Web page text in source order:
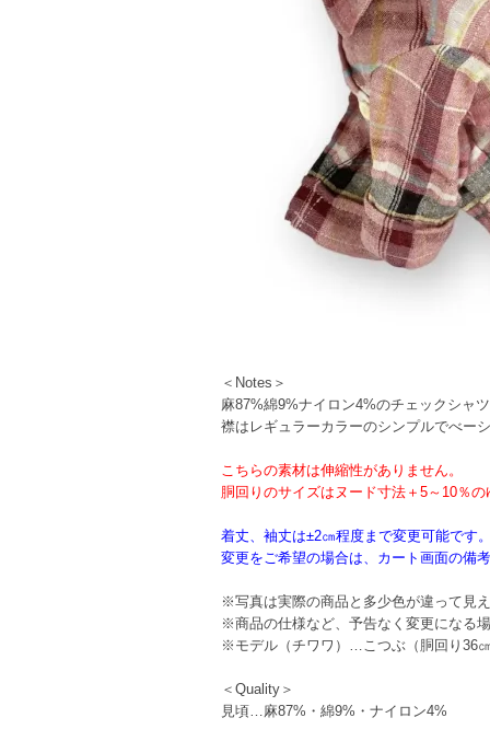
＜Notes＞
麻87%綿9%ナイロン4%のチェックシャ
襟はレギュラーカラーのシンプルでべー
こちらの素材は伸縮性がありません。
胴回りのサイズはヌード寸法＋5～10％
着丈、袖丈は±2㎝程度まで変更可能です
変更をご希望の場合は、カート画面の備
※写真は実際の商品と多少色が違って見
※商品の仕様など、予告なく変更になる
※モデル（チワワ）…こつぶ（胴回り36
＜Quality＞
見頃…麻87%・綿9%・ナイロン4%